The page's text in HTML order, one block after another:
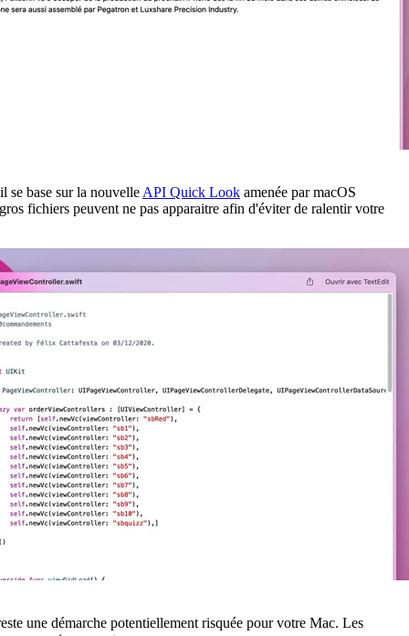
se base sur la nouvelle API Quick Look amenée par macOS
fichiers peuvent ne pas apparaitre afin d'éviter de ralentir votre
une démarche potentiellement risquée pour votre Mac. Les